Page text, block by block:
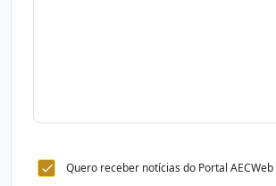
Quero receber notícias do Portal AECWeb